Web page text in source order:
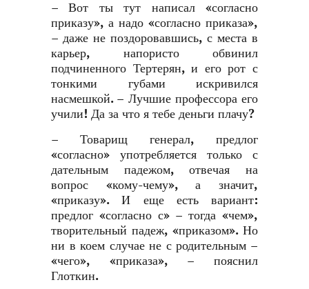
– Вот ты тут написал «согласно
приказу», а надо «согласно приказа»,
– даже не поздоровавшись, с места в
карьер, напористо обвинил
подчиненного Тертерян, и его рот с
тонкими губами искривился
насмешкой. – Лучшие профессора его
учили! Да за что я тебе деньги плачу?
– Товарищ генерал, предлог
«согласно» употребляется только с
дательным падежом, отвечая на
вопрос «кому-чему», а значит,
«приказу». И еще есть вариант:
предлог «согласно с» – тогда «чем»,
творительный падеж, «приказом». Но
ни в коем случае не с родительным –
«чего», «приказа», – пояснил
Глоткин.